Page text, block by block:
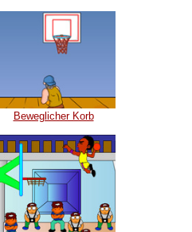
Beweglicher Korb